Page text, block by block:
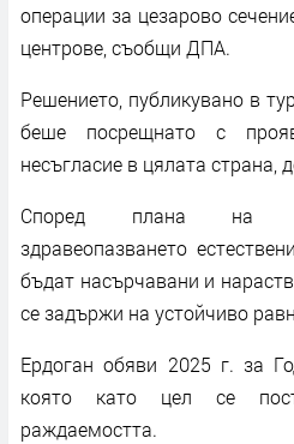
операции за цезарово
центрове, съобщи ДПА.
Решението, публикувано в
беше посрещнато с
несъгласие в цялата страна,
Според плана на
здравеопазването
бъдат насърчавани и
се задържи на устойчиво
Ердоган обяви 2025 г. за
която като цел се
раждаемостта.